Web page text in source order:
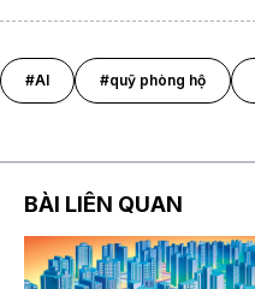
#AI #quỹ phòng hộ
BÀI LIÊN QUAN